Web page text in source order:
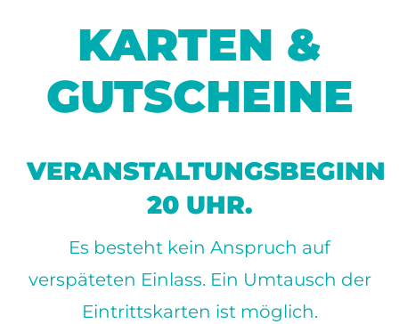
SPENDEN
STIMMEN
DATENSCHUTZ
KARTEN &
GUTSCHEINE
VERANSTALTUNGSBEGINN
20 UHR.
Es besteht kein Anspruch auf
verspäteten Einlass. Ein Umtausch der
Eintrittskarten ist möglich.